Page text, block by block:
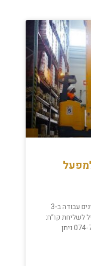
למפעל חיוני בפ”ת דרושים/ות מלגזנים עבודה ב-3
074-7915731 מייל לשליחת קו”ח:
pt@goldenjob.co.il טל’: 074-7915731 ניתן